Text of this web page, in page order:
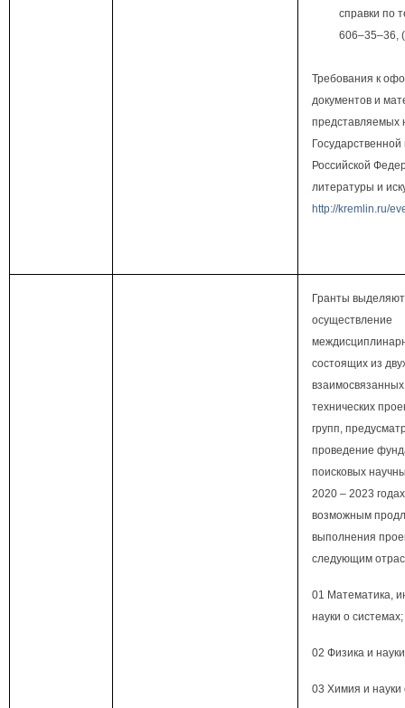
справки по
606–35–36,
Требования к
документов и
представляемых
Российской
литературы и
http://kremlin.ru/
Гранты
осуществление
состоящих из
технических
групп,
проведение
поисковых
2020 – 2023
возможным
выполнения
следующим
01 Математика,
науки о системах;
02 Физика и
03 Химия и науки